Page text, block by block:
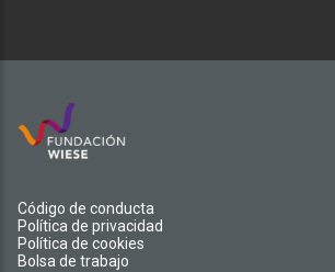
Código de conducta
Política de privacidad
Política de cookies
Bolsa de trabajo